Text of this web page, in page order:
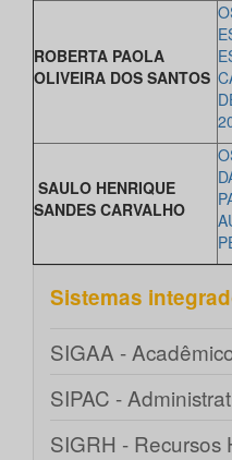
ROBERTA PAOLA
OLIVEIRA DOS SANTOS
SAULO HENRIQUE
SANDES CARVALHO
Sistemas
SIGAA -
SIPAC -
SIGRH - Recursos